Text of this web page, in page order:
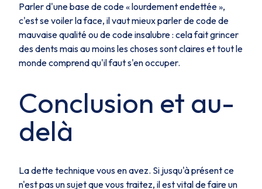
Parler d'une base de code « lourdement endettée »,
c'est se voiler la face, il vaut mieux parler de code de
mauvaise qualité ou de code insalubre : cela fait grincer
des dents mais au moins les choses sont claires et tout le
monde comprend qu'il faut s'en occuper.
Conclusion et au-
delà
La dette technique vous en avez. Si jusqu'à présent ce
n'est pas un sujet que vous traitez, il est vital de faire un